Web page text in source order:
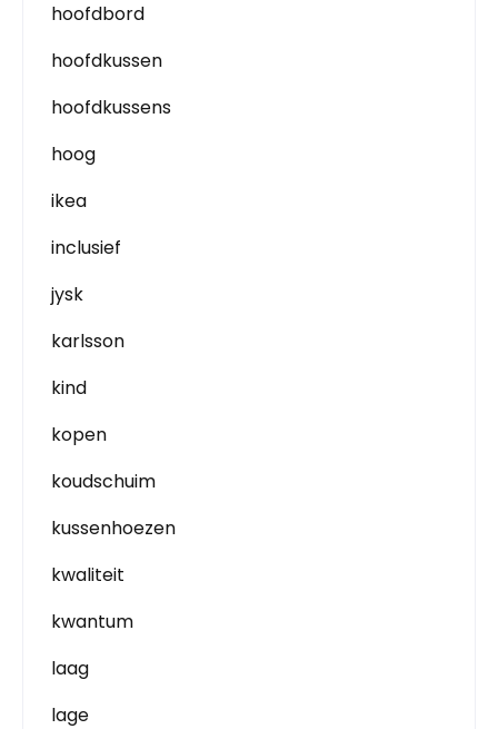
hoofdbord
hoofdkussen
hoofdkussens
hoog
ikea
inclusief
jysk
karlsson
kind
kopen
koudschuim
kussenhoezen
kwaliteit
kwantum
laag
lage